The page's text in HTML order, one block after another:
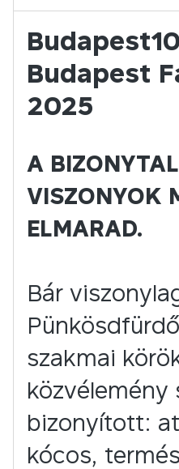
Budapest
2025
A
VISZONYOK
ELMARAD.
Bár
szakmai
közvélemény
bizonyított:
kócos,